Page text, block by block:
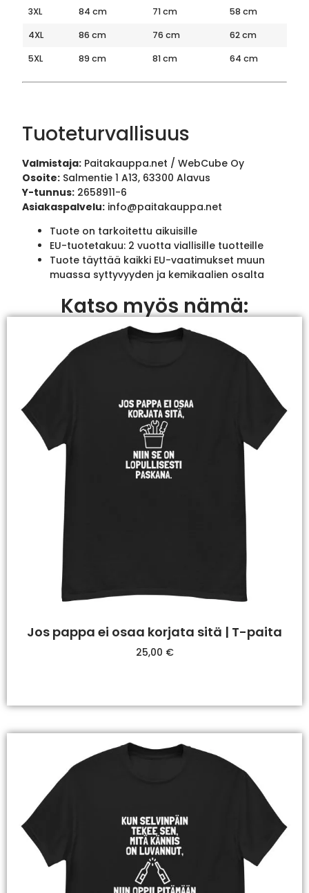
3XL
84 cm 71 cm
58 cm
4XL
86 cm 76 cm
62 cm
5XL
89 cm 81 cm 64 cm
Tuoteturvallisuus
Valmistaja: Paitakauppa.net / WebCube Oy
Osoite: Salmentie 1 A13, 63300 Alavus
Y-tunnus: 2658911-6
Asiakaspalvelu: info@paitakauppa.net
Tuote on tarkoitettu aikuisille
EU-tuotetakuu: 2 vuotta viallisille tuotteille
Tuote täyttää kaikki EU-vaatimukset muun
muassa syttyvyyden ja kemikaalien osalta
Katso myös nämä:
Jos pappa ei osaa korjata sitä | T-paita
25,00 €